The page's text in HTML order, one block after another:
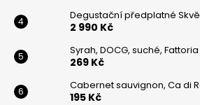
Degustační předplatné
2 990 Kč
Syrah, DOCG, suché,
269 Kč
Cabernet sauvignon, Ca di
195 Kč